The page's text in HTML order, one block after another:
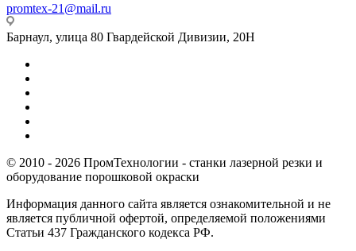
promtex-21@mail.ru
Барнаул, улица 80 Гвардейской Дивизии, 20Н
© 2010 - 2026 ПромТехнологии - станки лазерной резки и
оборудование порошковой окраски
Информация данного сайта является ознакомительной и не
является публичной офертой, определяемой положениями
Статьи 437 Гражданского кодекса РФ.